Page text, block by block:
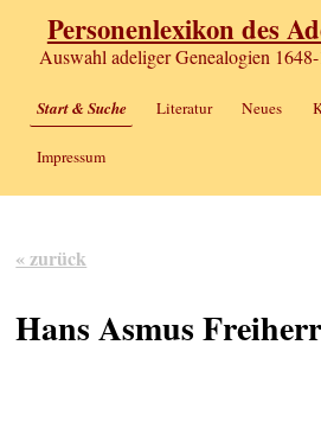
Personenlexikon des
Auswahl adeliger Genealogien
Start & Suche Literatur Neues
Impressum
« zurück
Hans Asmus